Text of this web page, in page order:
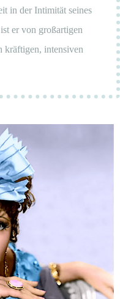
in der Intimität seines
er von großartigen
kräftigen, intensiven